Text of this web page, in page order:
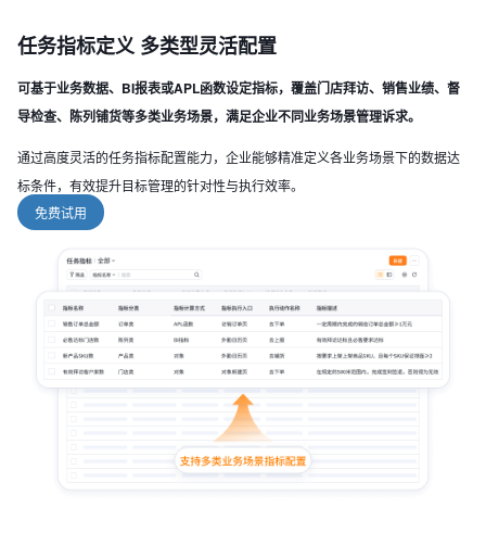
任务指标定义 多类型灵活配置
可基于业务数据、BI报表或APL函数设定指标，覆盖门店拜访、销售业绩、督
导检查、陈列铺货等多类业务场景，满足企业不同业务场景管理诉求。
通过高度灵活的任务指标配置能力，企业能够精准定义各业务场景下的数据达
标条件，有效提升目标管理的针对性与执行效率。
免费试用